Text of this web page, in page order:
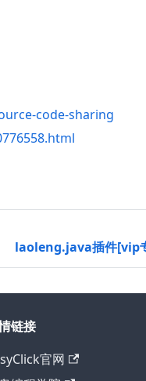
code-sharing
laoleng.java插件[vip
链接
官网